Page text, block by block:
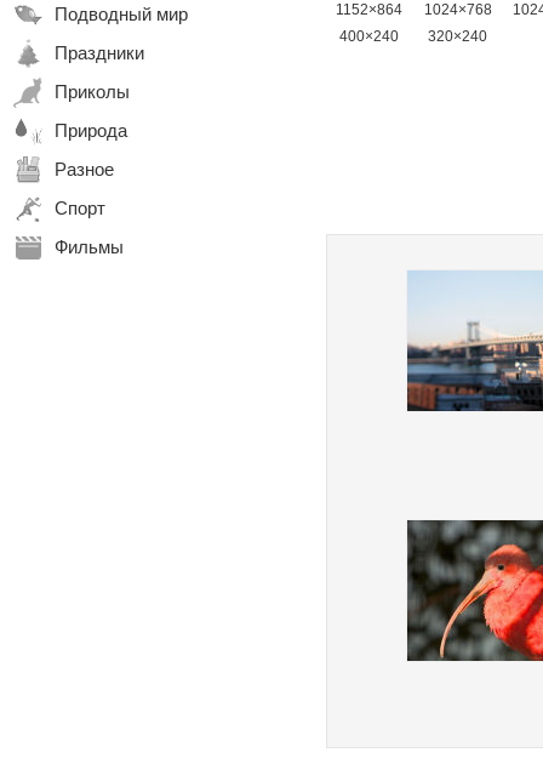
Подводный мир
Праздники
Приколы
Природа
Разное
Спорт
Фильмы
1152×864
1024×768
400×240
320×240